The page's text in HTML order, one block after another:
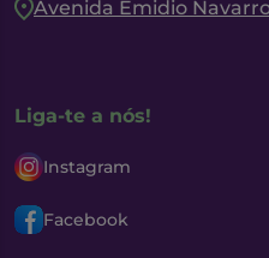
Avenida Emidio
Liga-te a nós!
Instagram
Facebook